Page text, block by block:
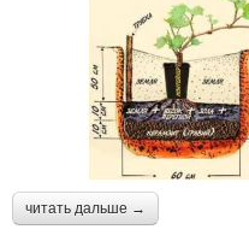
читать дальше →